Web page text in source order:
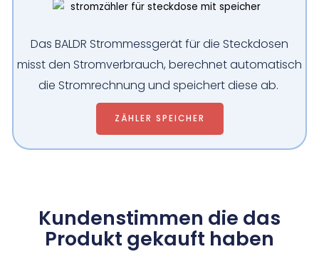
Das BALDR Strommessgerät für die Steckdosen
misst den Stromverbrauch, berechnet automatisch
die Stromrechnung und speichert diese ab.
ZÄHLER SPEICHER
Kundenstimmen die das
Produkt gekauft haben